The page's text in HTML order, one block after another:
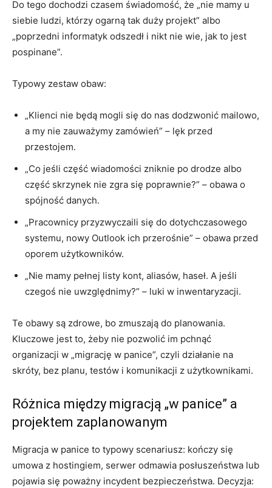
Do tego dochodzi czasem świadomość, że „nie mamy u
siebie ludzi, którzy ogarną tak duży projekt” albo
„poprzedni informatyk odszedł i nikt nie wie, jak to jest
pospinane”.
Typowy zestaw obaw:
„Klienci nie będą mogli się do nas dodzwonić mailowo,
a my nie zauważymy zamówień” – lęk przed
przestojem.
„Co jeśli część wiadomości zniknie po drodze albo
część skrzynek nie zgra się poprawnie?” – obawa o
spójność danych.
„Pracownicy przyzwyczaili się do dotychczasowego
systemu, nowy Outlook ich przerośnie” – obawa przed
oporem użytkowników.
„Nie mamy pełnej listy kont, aliasów, haseł. A jeśli
czegoś nie uwzględnimy?” – luki w inwentaryzacji.
Te obawy są zdrowe, bo zmuszają do planowania.
Kluczowe jest to, żeby nie pozwolić im pchnąć
organizacji w „migrację w panice”, czyli działanie na
skróty, bez planu, testów i komunikacji z użytkownikami.
Różnica między migracją „w panice” a
projektem zaplanowanym
Migracja w panice to typowy scenariusz: kończy się
umowa z hostingiem, serwer odmawia posłuszeństwa lub
pojawia się poważny incydent bezpieczeństwa. Decyzja: